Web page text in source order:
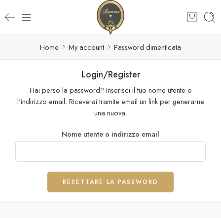
Home My account Password dimenticata
Login/Register
Hai perso la password? Inserisci il tuo nome utente o
l'indirizzo email. Riceverai tramite email un link per generarne
una nuova.
Nome utente o indirizzo email
RESETTARE LA PASSWORD